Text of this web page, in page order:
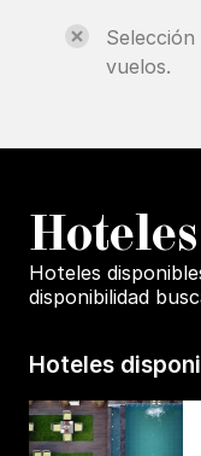
vuelos.
Hoteles
Hoteles
disponibilidad
Hoteles